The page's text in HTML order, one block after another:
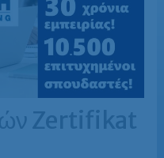
Zertifikat